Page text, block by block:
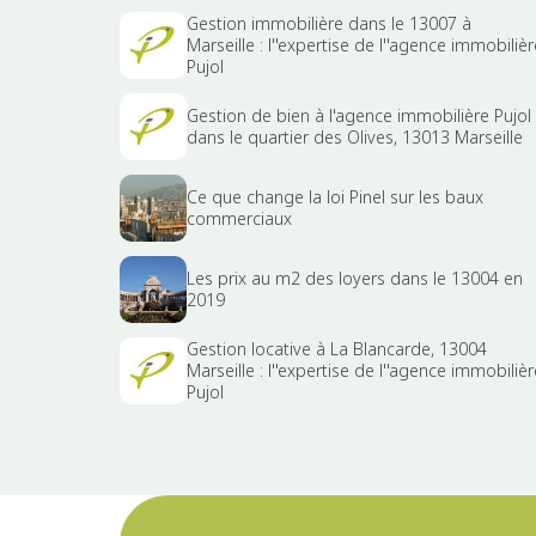
Gestion immobilière dans le 13007 à
Marseille : l''expertise de l''agence
Pujol
Gestion de bien à l'agence immobilière Pujol
dans le quartier des Olives, 13013 Marseille
Ce que change la loi Pinel sur les baux
commerciaux
Les prix au m2 des loyers dans le 13004 en
2019
Gestion locative à La Blancarde, 13004
Marseille : l''expertise de l''agence
Pujol